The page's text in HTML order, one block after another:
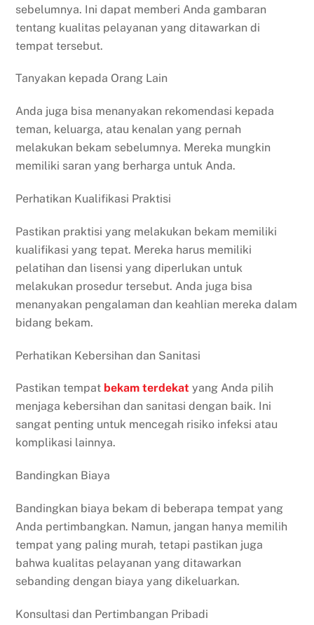
sebelumnya. Ini dapat memberi Anda gambaran
tentang kualitas pelayanan yang ditawarkan di
tempat tersebut.
Tanyakan kepada Orang Lain
Anda juga bisa menanyakan rekomendasi kepada
teman, keluarga, atau kenalan yang pernah
melakukan bekam sebelumnya. Mereka mungkin
memiliki saran yang berharga untuk Anda.
Perhatikan Kualifikasi Praktisi
Pastikan praktisi yang melakukan bekam memiliki
kualifikasi yang tepat. Mereka harus memiliki
pelatihan dan lisensi yang diperlukan untuk
melakukan prosedur tersebut. Anda juga bisa
menanyakan pengalaman dan keahlian mereka dalam
bidang bekam.
Perhatikan Kebersihan dan Sanitasi
Pastikan tempat bekamterdekat yang Anda pilih
menjaga kebersihan dan sanitasi dengan baik. Ini
sangat penting untuk mencegah risiko infeksi atau
komplikasi lainnya.
Bandingkan Biaya
Bandingkan biaya bekam di beberapa tempat yang
Anda pertimbangkan. Namun, jangan hanya memilih
tempat yang paling murah, tetapi pastikan juga
bahwa kualitas pelayanan yang ditawarkan
sebanding dengan biaya yang dikeluarkan.
Konsultasi dan Pertimbangan Pribadi